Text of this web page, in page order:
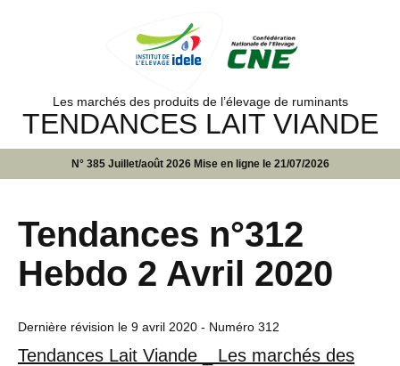
Les marchés des produits de l’élevage de ruminants
TENDANCES LAIT VIANDE
N° 385 Juillet/août 2026 Mise en ligne le 21/07/2026
Tendances n°312
Hebdo 2 Avril 2020
Dernière révision le 9 avril 2020 - Numéro 312
Tendances Lait Viande _ Les marchés des